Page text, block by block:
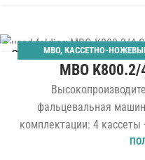
22 MBO, КАССЕТНО-
ПАЛЛЕТНЫЙ
MBO
фальцевальная
комплектации: 4